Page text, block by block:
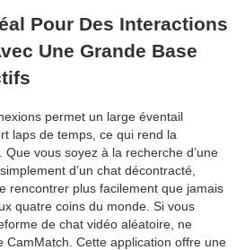
Pour Des Interactions
Une Grande Base
permet un large éventail
laps de temps, ce qui rend la
vous soyez à la recherche d’une
d’un chat décontracté,
rencontrer plus facilement que jamais
quatre coins du monde. Si vous
de chat vidéo aléatoire, ne
CamMatch. Cette application offre une